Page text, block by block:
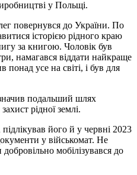
у Польщі.
повернувся до України. По
історією рідного краю
за книгою. Чоловік був
намагався віддати найкраще
усе на світі, і був для
подальший шлях
рідної землі.
його й у червні 2023
у військомат. Не
мобілізувався до